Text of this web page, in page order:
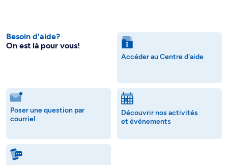
Besoin d’aide?
On est là pour vous!
Accéder au Centre d'aide
Poser une question par
courriel
Découvrir nos activités
et événements